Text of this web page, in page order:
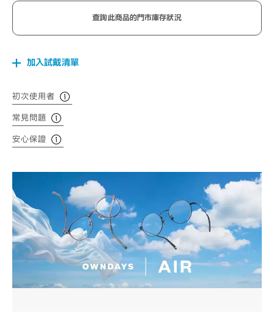
查詢此商品的門市庫存狀況
加入試戴清單
初次使用者
常見問題
安心保證